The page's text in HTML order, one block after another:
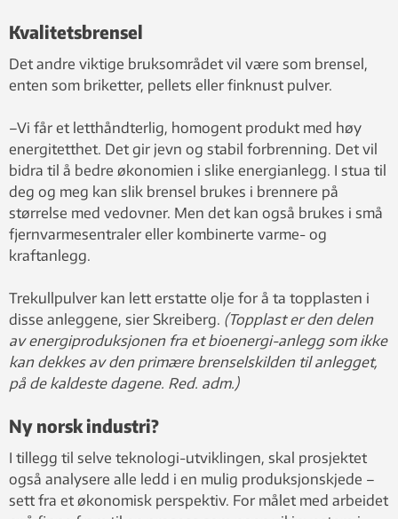
Kvalitetsbrensel
Det andre viktige bruksområdet vil være som brensel,
enten som briketter, pellets eller finknust pulver.
–Vi får et letthåndterlig, homogent produkt med høy
energitetthet. Det gir jevn og stabil forbrenning. Det vil
bidra til å bedre økonomien i slike energianlegg. I stua til
deg og meg kan slik brensel brukes i brennere på
størrelse med vedovner. Men det kan også brukes i små
fjernvarmesentraler eller kombinerte varme- og
kraftanlegg.
Trekullpulver kan lett erstatte olje for å ta topplasten i
disse anleggene, sier Skreiberg. (Topplast er den delen
av energiproduksjonen fra et bioenergi-anlegg som ikke
kan dekkes av den primære brenselskilden til anlegget,
på de kaldeste dagene. Red. adm.)
Ny norsk industri?
I tillegg til selve teknologi-utviklingen, skal prosjektet
også analysere alle ledd i en mulig produksjonskjede –
sett fra et økonomisk perspektiv. For målet med arbeidet